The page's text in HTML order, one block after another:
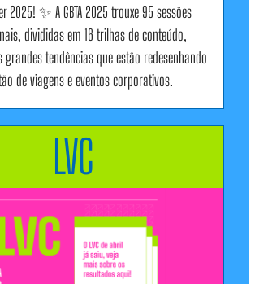
2025! ✨ A GBTA 2025 trouxe 95 sessões
divididas em 16 trilhas de conteúdo,
grandes tendências que estão redesenhando
de viagens e eventos corporativos.
LVC